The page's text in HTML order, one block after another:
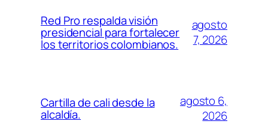
Red Pro respalda visión
presidencial para fortalecer
los territorios colombianos.
agosto
7, 2026
Cartilla de cali desde la
alcaldía.
agosto 6,
2026